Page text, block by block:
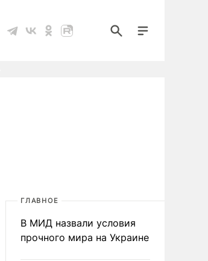
ГЛАВНОЕ
В МИД назвали условия
прочного мира на Украине